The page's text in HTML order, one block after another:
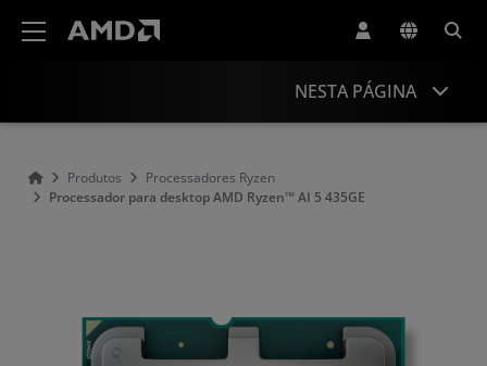
NESTA PÁGINA
Especificações
Produtos
Processadores Ryzen
Processador para desktop AMD Ryzen™ AI 5 435GE